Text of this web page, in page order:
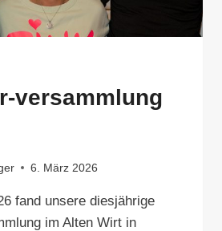
versammlung
6. März 2026
fand unsere diesjährige
im Alten Wirt in